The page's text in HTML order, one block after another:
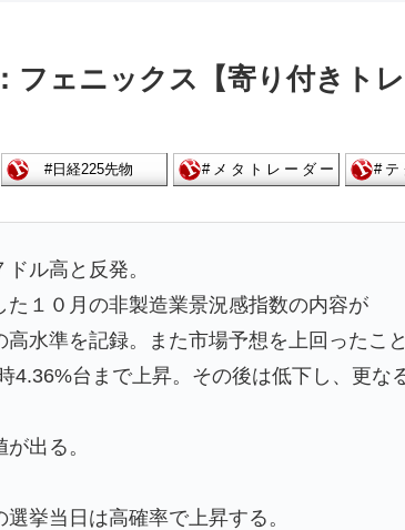
フェニックス【寄り付きトレ
ル高と反発。
た１０月の非製造業景況感指数の内容が
高水準を記録。また市場予想を上回ったこと
4.36%台まで上昇。その後は低下し、更な
出る。
選挙当日は高確率で上昇する。